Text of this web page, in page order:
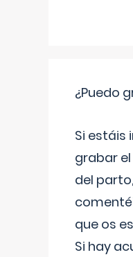
¿Puedo
Si estáis
grabar
del
que os
Si hay